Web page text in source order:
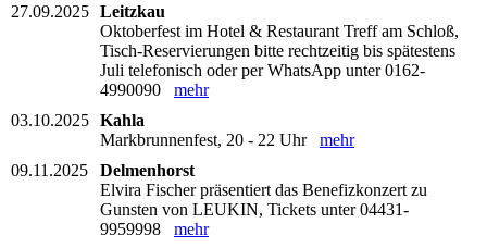
27.09.2025 Leitzkau
Oktoberfest im Hotel & Restaurant Treff am Schloß,
Tisch-Reservierungen bitte rechtzeitig bis spätestens
Juli telefonisch oder per WhatsApp unter 0162-
4990090 mehr
03.10.2025 Kahla
Markbrunnenfest, 20 - 22 Uhr mehr
09.11.2025
Delmenhorst
Elvira Fischer präsentiert das Benefizkonzert zu
Gunsten von LEUKIN, Tickets unter 04431-
9959998 mehr